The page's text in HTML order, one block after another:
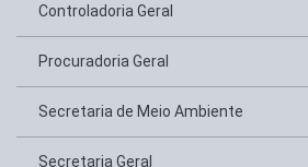
Controladoria Geral
Procuradoria Geral
Secretaria de Meio Ambiente
Secretaria Geral